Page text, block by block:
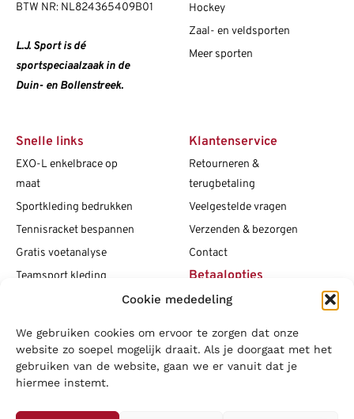
Cookie mededeling
We gebruiken cookies om ervoor te zorgen dat onze
website zo soepel mogelijk draait. Als je doorgaat met het
gebruiken van de website, gaan we er vanuit dat je
hiermee instemt.
BTW NR: NL824365409B01
L.J. Sport is dé
sportspeciaalzaak in de
Duin- en Bollenstreek.
Hockey
Zaal- en veldsporten
Meer sporten
Snelle links
EXO-L enkelbrace op
maat
Sportkleding bedrukken
Tennisracket bespannen
Gratis voetanalyse
Teamsport kleding
Vacatures
Blogs
Klantenservice
Retourneren &
terugbetaling
Veelgestelde vragen
Verzenden & bezorgen
Contact
Betaalopties
Social media